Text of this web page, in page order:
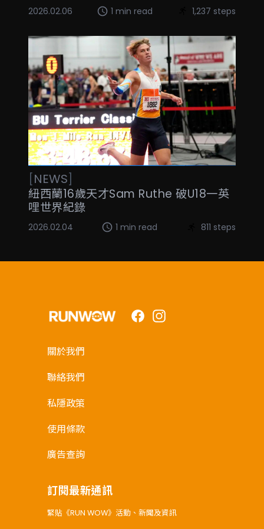
2026.02.06 1 min read 1,237 steps
[NEWS]
紐西蘭16歲天才Sam Ruthe 破U18一英
哩世界紀錄
2026.02.04 1 min read 811 steps
FacebookInstagram
關於我們
聯絡我們
私隱政策
使用條款
廣告查詢
訂閱最新通訊
緊貼《RUN WOW》活動、新聞及資訊